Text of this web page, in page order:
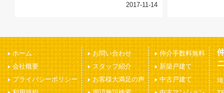
2017-11-14
ホーム
会社概要
プライバシーポリシー
お問い合わせ
スタッフ紹介
お客様大満足の声
仲介手数料無料
新築戸建て
中古戸建て